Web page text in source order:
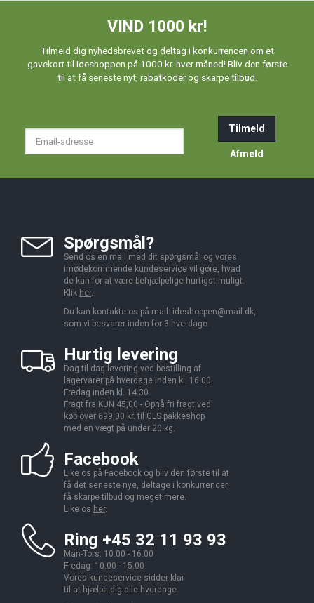
VIND 1000 kr!
Tilmeld dig nyhedsbrevet og deltag i konkurrencen om et
gavekort til Ideshoppen på 1000 kr. hver måned! Bliv den første
til at få seneste nyt, rabatkoder og skarpe tilbud.
Tilmeld
Afmeld
Spørgsmål?
Send os en mail med dit spørgsmål og vores
imødekommende kundeservice vil gøre, hvad
de kan for at være behjælpelige hurtigst muligt.
Klik her.
Du kan kontakte os på mail: ideshoppen@mail.dk,
som vi besvarer inden for 3 hverdage.
Hurtig levering
Dag til dag levering ved bestilling af
lagervarer på hverdage inden kl. 16.00.
Fredag inden kl. 14.30.
Fragt fra KUN 45,00 - Opnå fri fragt ved
køb over 699,00 kr. til GLS pakkeshop
med en vægt på under 20 kg.
Facebook
Like os på Facebook og bliv den første til at
få det seneste nye, deltage i konkurrencer,
få skarpe tilbud og meget mere.
Like os her.
Ring +45 32 11 93 93
Man-Tors: 10.00 - 16.00
Fredag: 10.00 - 15.00
Vores kundeservice sidder klar
til at hjælpe dig alle hverdage.